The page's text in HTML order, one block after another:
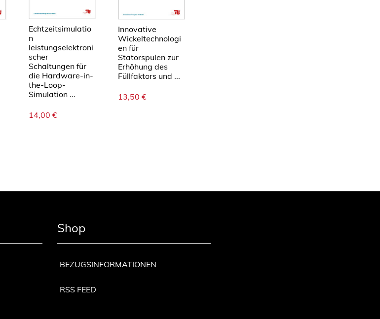
Echtzeitsimulatio
n
leistungselektroni
scher
Schaltungen für
die Hardware-in-
the-Loop-
Simulation ...
14,00 €
Innovative
Wickeltechnologi
en für
Statorspulen zur
Erhöhung des
Füllfaktors und ...
13,50 €
Shop
BEZUGSINFORMATIONEN
RSS FEED